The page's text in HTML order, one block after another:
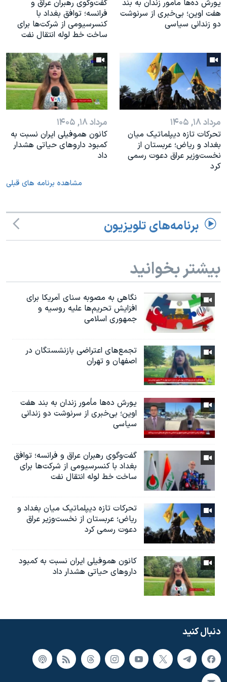
یورش ده‌ها مأمور زندان به بند
هفت اوین؛ بی‌خبری از سرنوشت
دو زندانی سیاسی
گفت‌وگوی رهبران عراق و
فرانسه؛ توافق بغداد با
کنسرسیومی از شرکت‌ها برای
ساخت خط لوله انتقال نفت
مرداد ۱۸, ۱۴۰۵
تحرکات تازه دیپلماتیک میان
بغداد و ریاض؛ عربستان از
نخست‌وزیر عراق دعوت رسمی
کرد
مرداد ۱۸, ۱۴۰۵
کانون هموفیلی ایران نسبت به
کمبود داروهای حیاتی هشدار
داد
مشاهده برنامه های قبلی
برنامه‌های تلویزیون
بیشتر بخوانید
نگاهی به مصوبه سنای آمریکا برای
افزایش تحریم‌ها علیه روسیه و
جمهوری اسلامی
تجمع‌های اعتراضی بازنشستگان در
اصفهان و تهران
یورش ده‌ها مأمور زندان به بند هفت
اوین؛ بی‌خبری از سرنوشت دو زندانی
سیاسی
گفت‌وگوی رهبران عراق و فرانسه؛ توافق
بغداد با کنسرسیومی از شرکت‌ها برای
ساخت خط لوله انتقال نفت
تحرکات تازه دیپلماتیک میان بغداد و
ریاض؛ عربستان از نخست‌وزیر عراق
دعوت رسمی کرد
کانون هموفیلی ایران نسبت به کمبود
داروهای حیاتی هشدار داد
دنبال کنید